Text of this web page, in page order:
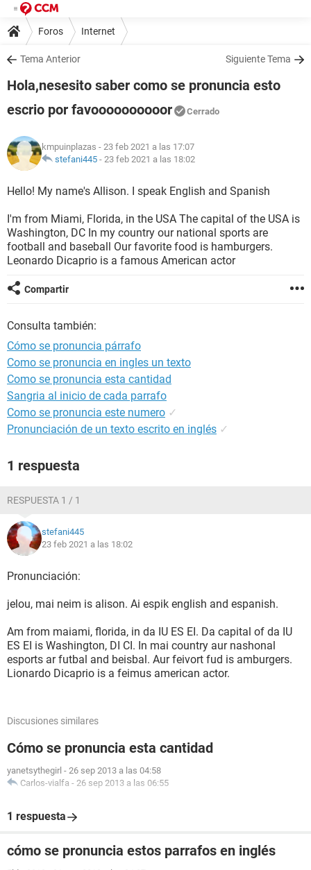
Foros Internet
Tema Anterior Siguiente Tema
Hola,nesesito saber como se pronuncia esto
escrio por favoooooooooor
Cerrado
kmpuinplazas - 23 feb 2021 a las 17:07
stefani445 - 23 feb 2021 a las 18:02
Hello! My name's Allison. I speak English and Spanish
I'm from Miami, Florida, in the USA The capital of the USA is
Washington, DC In my country our national sports are
football and baseball Our favorite food is hamburgers.
Leonardo Dicaprio is a famous American actor
Compartir
Consulta también:
Cómo se pronuncia párrafo
Como se pronuncia en ingles un texto
Como se pronuncia esta cantidad
Sangria al inicio de cada parrafo
Como se pronuncia este numero ✓
Pronunciación de un texto escrito en inglés ✓
1 respuesta
RESPUESTA 1 / 1
stefani445
23 feb 2021 a las 18:02
Pronunciación:
jelou, mai neim is alison. Ai espik english and espanish.
Am from maiami, florida, in da IU ES EI. Da capital of da IU
ES EI is Washington, DI CI. In mai country aur nashonal
esports ar futbal and beisbal. Aur feivort fud is amburgers.
Lionardo Dicaprio is a feimus american actor.
Discusiones similares
Cómo se pronuncia esta cantidad
yanetsythegirl - 26 sep 2013 a las 04:58
Carlos-vialfa - 26 sep 2013 a las 06:55
1 respuesta
cómo se pronuncia estos parrafos en inglés